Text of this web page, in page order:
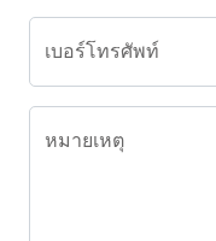
เบอร์โทรศัพท์
หมายเหตุ